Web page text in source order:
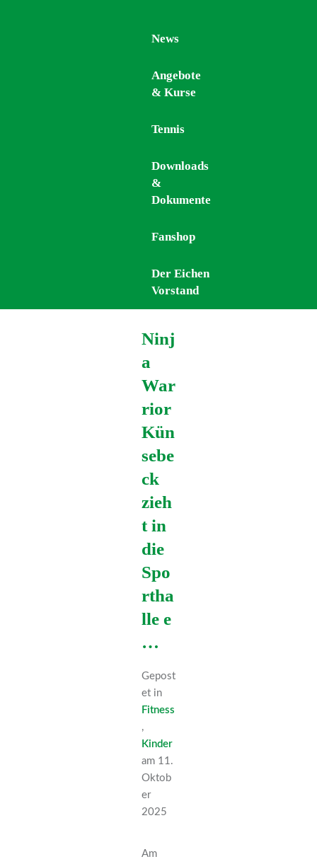
News
Angebote
& Kurse
Tennis
Downloads
&
Dokumente
Fanshop
Der Eichen
Vorstand
News
Angebote
& Kurse
Tennis
Downloads
&
Dokumente
Fanshop
Der Eichen
Vorstand
Ninj
a
War
rior
Kün
sebe
ck
zieh
t in
die
Spo
rtha
lle e
…
Gepost
et in
Fitness
,
Kinder
am 11.
Oktob
er
2025
Am